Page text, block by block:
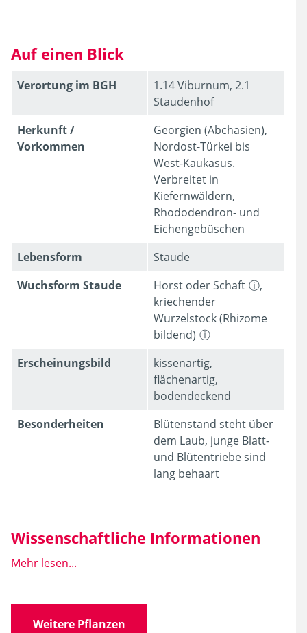
Epimedium pinnatum ssp.
colchicum
Auf einen Blick
Verortung im BGH
1.14 Viburnum, 2.1
Staudenhof
Herkunft /
Vorkommen
Georgien (Abchasien),
Nordost-Türkei bis
West-Kaukasus.
Verbreitet in
Kiefernwäldern,
Rhododendron- und
Eichengebüschen
Lebens­form
Staude
Wuchsform Staude
Horst oder Schaft
,
kriechender
Wurzelstock (Rhizome
bildend)
Erschei­nungsbild
kissenartig,
flächenartig,
bodendeckend
Besonder­heiten
Blütenstand steht über
dem Laub, junge Blatt-
und Blütentriebe sind
lang behaart
Wissenschaftliche Informationen
Mehr lesen...
Name
Weitere Pflanzen